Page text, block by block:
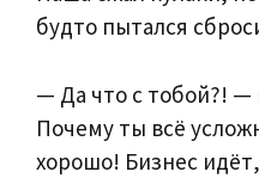
будто пытался
— Да что с тобой?! —
Почему ты всё
хорошо! Бизнес